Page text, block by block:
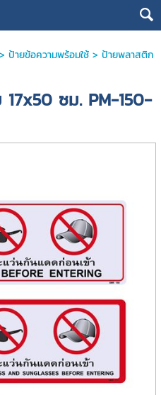
> ป้ายข้อความพร้อมใช้> ป้ายพลาสติก
ซม. PM-150-